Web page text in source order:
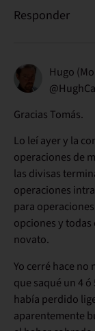
Responder
Hugo
Gracias Tomás.
Lo leí ayer y la
operaciones de
las divisas
operaciones
para
opciones y
novato.
Yo cerré hace no
que saqué un 4
había perdido
aparentemente